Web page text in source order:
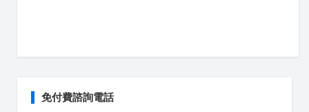
免付費諮詢電話